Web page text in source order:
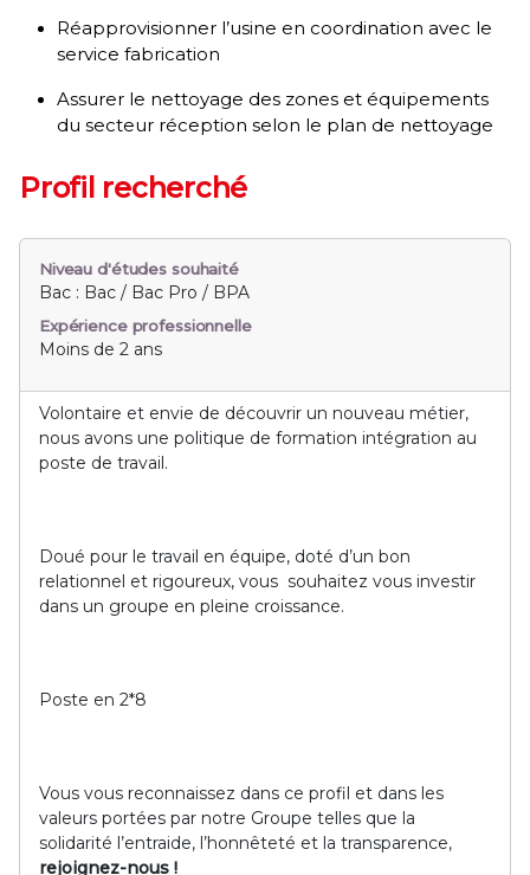
Réapprovisionner l’usine en coordination avec le
service fabrication
Assurer le nettoyage des zones et équipements
du secteur réception selon le plan de nettoyage
Profil recherché
Niveau d'études souhaité
Bac : Bac / Bac Pro / BPA
Expérience professionnelle
Moins de 2 ans
Volontaire et envie de découvrir un nouveau métier,
nous avons une politique de formation intégration au
poste de travail.
Doué pour le travail en équipe, doté d’un bon
relationnel et rigoureux, vous souhaitez vous investir
dans un groupe en pleine croissance.
Poste en 2*8
Vous vous reconnaissez dans ce profil et dans les
valeurs portées par notre Groupe telles que la
solidarité l’entraide, l’honnêteté et la transparence,
rejoignez-nous !